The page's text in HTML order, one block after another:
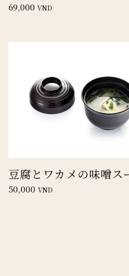
69,000 VND
豆腐とワカメの味噌ス
50,000 VND